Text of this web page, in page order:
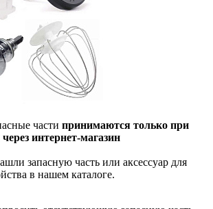
части принимаются только при
интернет-магазин
запасную часть или аксессуар для
в нашем каталоге.